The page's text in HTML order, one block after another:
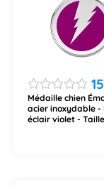
Médaille chien
acier inoxydable -
éclair violet -